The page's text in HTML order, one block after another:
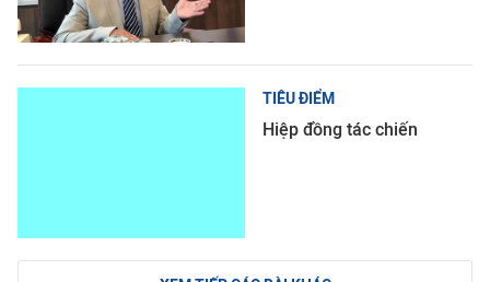
TIÊU ĐIỂM
Hiệp đồng tác chiến